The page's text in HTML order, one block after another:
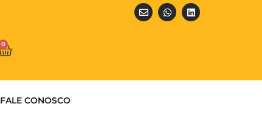
0
FALE CONOSCO